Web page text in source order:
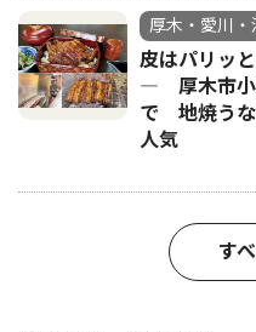
厚木・愛川・
皮はパリッ
― 厚木市小
で 地焼う
人気
す